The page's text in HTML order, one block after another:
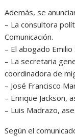
Además, se
– La consultora
Comunicación.
– El abogado
– La secretaria
coordinadora de
– José Francisco
– Enrique Jackson,
– Luis Madrazo,
Según el